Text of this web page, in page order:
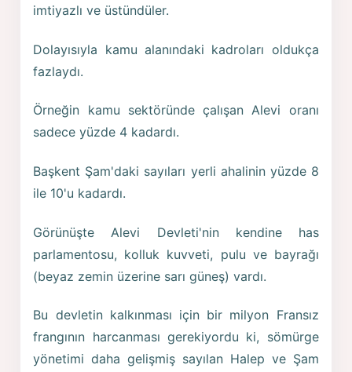
imtiyazlı ve üstündüler.
Dolayısıyla kamu alanındaki kadroları oldukça
fazlaydı.
Örneğin kamu sektöründe çalışan Alevi oranı
sadece yüzde 4 kadardı.
Başkent Şam'daki sayıları yerli ahalinin yüzde 8
ile 10'u kadardı.
Görünüşte Alevi Devleti'nin kendine has
parlamentosu, kolluk kuvveti, pulu ve bayrağı
(beyaz zemin üzerine sarı güneş) vardı.
Bu devletin kalkınması için bir milyon Fransız
frangının harcanması gerekiyordu ki, sömürge
yönetimi daha gelişmiş sayılan Halep ve Şam